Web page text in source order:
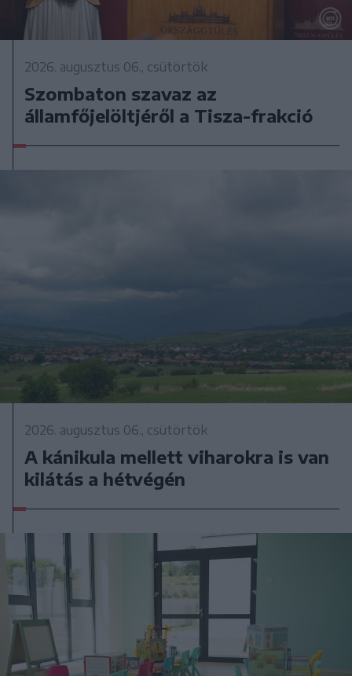
2026. augusztus 06., csütörtök
Szombaton szavaz az
államfőjelöltjéről a Tisza-frakció
2026. augusztus 06., csütörtök
A kánikula mellett viharokra is van
kilátás a hétvégén